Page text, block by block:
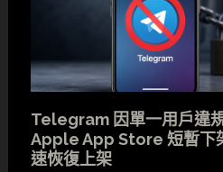
Telegram 因單一用戶違
Apple App Store 短暫下
速恢復上架